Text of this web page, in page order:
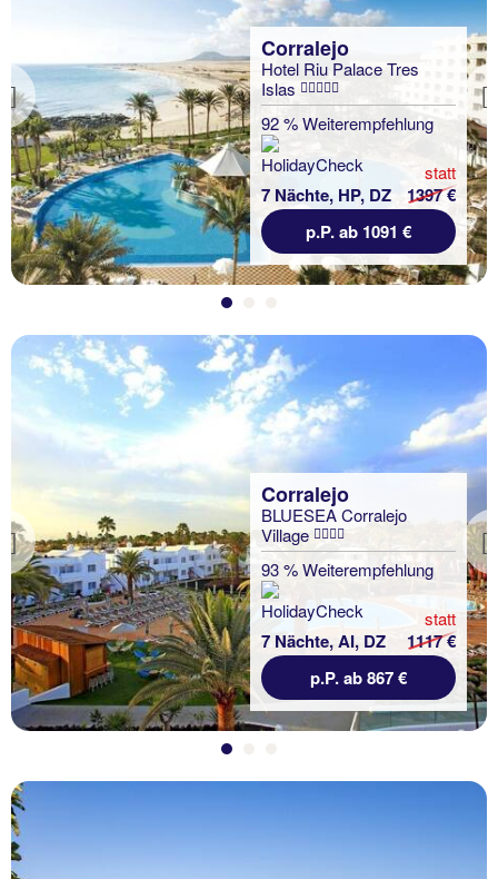
Previous
Corralejo
Hotel Riu Palace Tres
Islas
92 % Weiterempfehlung
7 Nächte, HP, DZ
statt
1397 €
p.P. ab 1091 €
Previous
Corralejo
BLUESEA Corralejo
Village
93 % Weiterempfehlung
7 Nächte, AI, DZ
statt
1117 €
p.P. ab 867 €